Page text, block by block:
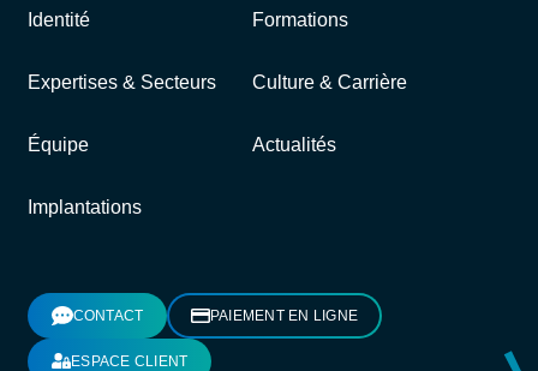
Identité Formations
Expertises & Secteurs Culture & Carrière
Équipe Actualités
Implantations
CONTACT PAIEMENT EN LIGNE
ESPACE CLIENT